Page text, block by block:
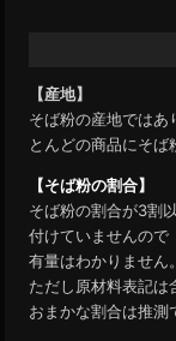
【産地】
そば粉の産地ではあ
とんどの商品にそば
【そば粉の割合】
そば粉の割合が3割
付けていませんので
有量はわかりません。
ただし原材料表記は
おまかな割合は推測